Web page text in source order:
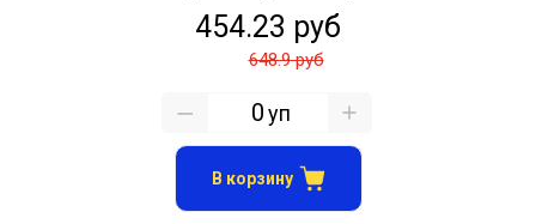
454.23 руб
648.9 руб
уп
В корзину